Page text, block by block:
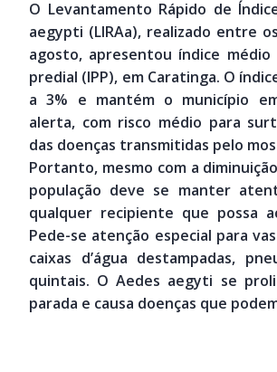
O Levantamento Rápido de
aegypti (LIRAa), realizado entre
agosto, apresentou índice
predial (IPP), em Caratinga. O
a 3% e mantém o município
alerta, com risco médio para
das doenças transmitidas pelo
Portanto, mesmo com a
população deve se manter
qualquer recipiente que possa
Pede-se atenção especial para
caixas d’água destampadas,
quintais. O Aedes aegyti se
parada e causa doenças que